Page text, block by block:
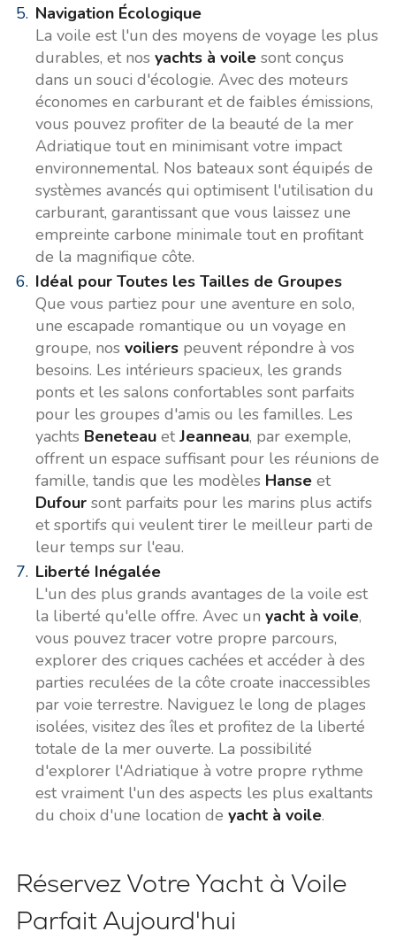
Navigation Écologique
La voile est l'un des moyens de voyage les plus
durables, et nos yachts à voilesont conçus
dans un souci d'écologie. Avec des moteurs
économes en carburant et de faibles émissions,
vous pouvez profiter de la beauté de la mer
Adriatique tout en minimisant votre impact
environnemental. Nos bateaux sont équipés de
systèmes avancés qui optimisent l'utilisation du
carburant, garantissant que vous laissez une
empreinte carbone minimale tout en profitant
de la magnifique côte.
Idéal pour Toutes les Tailles de Groupes
Que vous partiez pour une aventure en solo,
une escapade romantique ou un voyage en
groupe, nos voilierspeuvent répondre à vos
besoins. Les intérieurs spacieux, les grands
ponts et les salons confortables sont parfaits
pour les groupes d'amis ou les familles. Les
yachts BeneteauetJeanneau, par exemple,
offrent un espace suffisant pour les réunions de
famille, tandis que les modèles Hanseet
Dufoursont parfaits pour les marins plus actifs
et sportifs qui veulent tirer le meilleur parti de
leur temps sur l'eau.
Liberté Inégalée
L'un des plus grands avantages de la voile est
la liberté qu'elle offre. Avec un yacht à voile,
vous pouvez tracer votre propre parcours,
explorer des criques cachées et accéder à des
parties reculées de la côte croate inaccessibles
par voie terrestre. Naviguez le long de plages
isolées, visitez des îles et profitez de la liberté
totale de la mer ouverte. La possibilité
d'explorer l'Adriatique à votre propre rythme
est vraiment l'un des aspects les plus exaltants
du choix d'une location de yacht à voile.
Réservez Votre Yacht à Voile
Parfait Aujourd'hui